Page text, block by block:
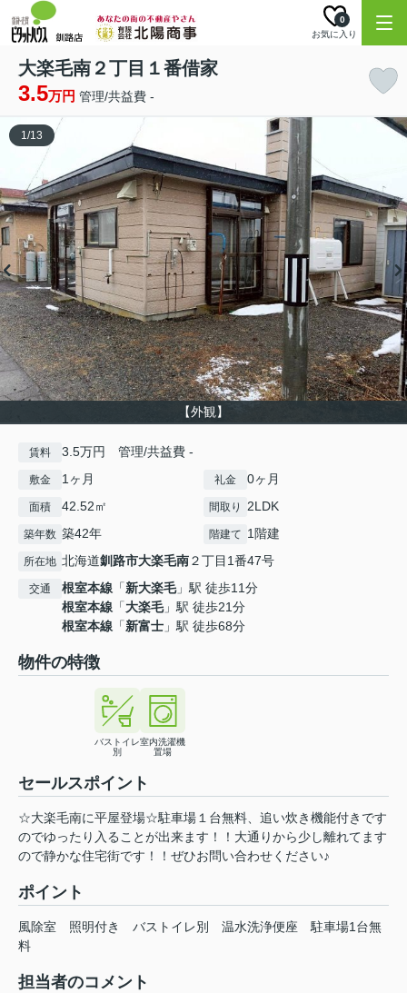
お気に入り
0
大楽毛南２丁目１番借家
3.5万円 管理/共益費 -
【外観】
1/13
賃料 3.5万円 管理/共益費 -
敷金 1ヶ月 礼金 0ヶ月
面積 42.52㎡ 間取り 2LDK
築年数 築42年 階建て 1階建
所在地 北海道釧路市大楽毛南２丁目1番47号
交通 根室本線 「新大楽毛」駅 徒歩11分
根室本線 「大楽毛」駅 徒歩21分
根室本線 「新富士 」駅 徒歩68分
物件の特徴
バストイレ
別
室内洗濯機
置場
セールスポイント
☆大楽毛南に平屋登場☆駐車場１台無料、追い炊き機能付きです
のでゆったり入ることが出来ます！！大通りから少し離れてます
ので静かな住宅街です！！ぜひお問い合わせください♪
ポイント
風除室 照明付き バストイレ別 温水洗浄便座
駐車場1台無
料
担当者のコメント